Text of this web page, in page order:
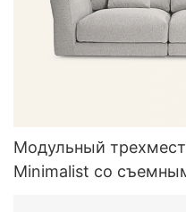
Модульный
Minimalist со